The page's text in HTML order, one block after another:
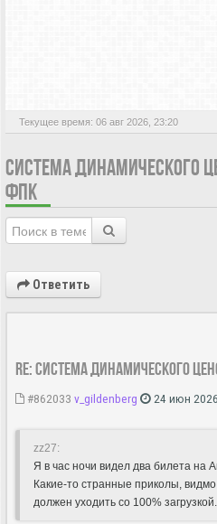
Текущее время: 06 авг 2026, 23:20
СИСТЕМА ДИНАМИЧЕСКОГО
ФПК
Ответить
Re: Система динамического
#862033 v_gildenberg 24 июн
zz27:
Я в час ночи видел два билета на
Какие-то странные приколы,
должен уходить со 100% загрузкой.